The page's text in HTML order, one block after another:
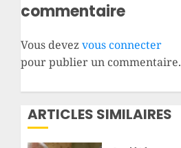
commentaire
Vous devezvous connecter
pour publier un commentaire.
ARTICLES SIMILAIRES